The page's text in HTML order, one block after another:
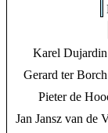
Karel
Gerard ter
Pieter de
Jan Jansz van de